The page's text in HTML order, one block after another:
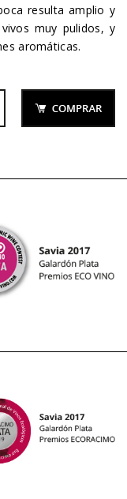
resulta amplio y
muy pulidos, y
aromáticas.